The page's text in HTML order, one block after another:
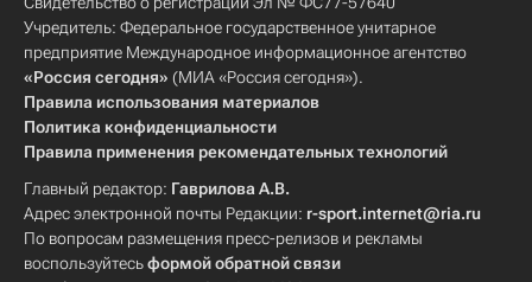
Учредитель: Федеральное государственное унитарное
предприятие Международное информационное агентство
«Россия сегодня» (МИА «Россия сегодня»).
Правила использования материалов
Политика конфиденциальности
Правила применения рекомендательных технологий
Главный редактор: Гаврилова А.В.
Адрес электронной почты Редакции: r-sport.internet@ria.ru
По вопросам размещения пресс-релизов и рекламы
воспользуйтесьформой обратной связи